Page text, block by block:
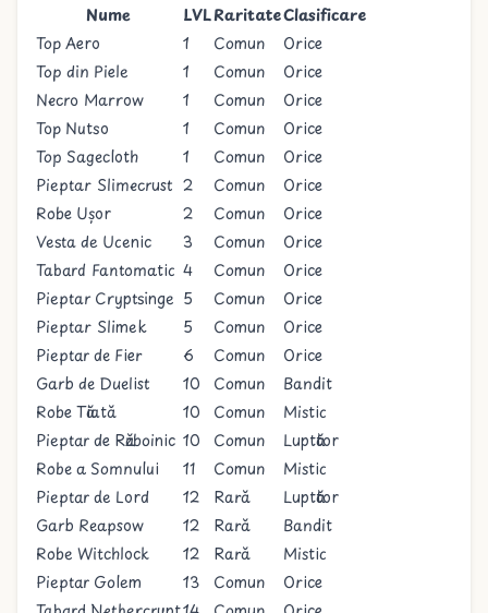
Nume
LVLRaritateClasificare
Top Aero
1 Comun
Orice
Top din Piele
1 Comun
Orice
Necro Marrow
1 Comun
Orice
Top Nutso
1 Comun
Orice
Top Sagecloth
1 Comun
Orice
Pieptar Slimecrust 2 Comun
Orice
Robe Ușor
2 Comun
Orice
Vesta de Ucenic
3 Comun
Orice
Tabard Fantomatic 4 Comun
Orice
Pieptar Cryptsinge 5 Comun
Orice
Pieptar Slimek
5 Comun
Orice
Pieptar de Fier
6 Comun
Orice
Garb de Duelist
10 Comun
Bandit
Robe Tăiată
10 Comun
Mistic
Pieptar de Războinic 10 Comun
Luptător
Robe a Somnului
11 Comun
Mistic
Pieptar de Lord
12 Rară
Luptător
Garb Reapsow
12 Rară
Bandit
Robe Witchlock
12 Rară
Mistic
Pieptar Golem
13 Comun
Orice